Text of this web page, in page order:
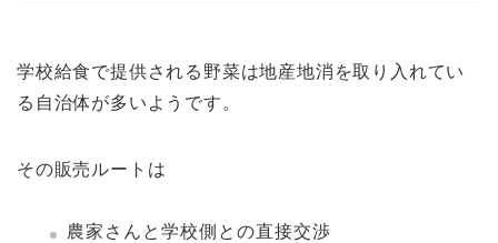
学校給食で提供される野菜は地産地消を取り入れてい
る自治体が多いようです。
その販売ルートは
農家さんと学校側との直接交渉